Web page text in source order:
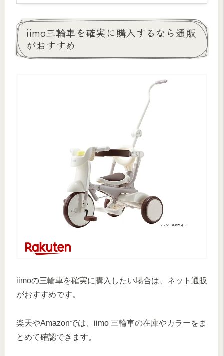
iimo三輪車を確実に購入するなら通販
がおすすめ
iimoの三輪車を確実に購入したい場合は、ネット通販
がおすすめです。
楽天やAmazonでは、iimo 三輪車の在庫やカラーをま
とめて確認できます。